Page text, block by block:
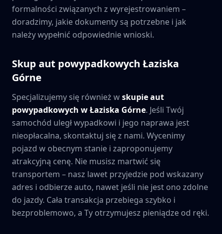
formalności związanych z wyrejestrowaniem –
doradzimy, jakie dokumenty są potrzebne i jak
należy wypełnić odpowiednie wnioski.
Skup aut powypadkowych Łaziska
Górne
Specjalizujemy się również wskupie aut
powypadkowych wŁaziska Górne. Jeśli Twój
samochód uległ wypadkowi i jego naprawa jest
nieopłacalna, skontaktuj się z nami. Wycenimy
pojazd w obecnym stanie i zaproponujemy
atrakcyjną cenę. Nie musisz martwić się
transportem – nasz lawet przyjedzie pod wskazany
adres i odbierze auto, nawet jeśli nie jest ono zdolne
do jazdy. Cała transakcja przebiega szybko i
bezproblemowo, a Ty otrzymujesz pieniądze od ręki.